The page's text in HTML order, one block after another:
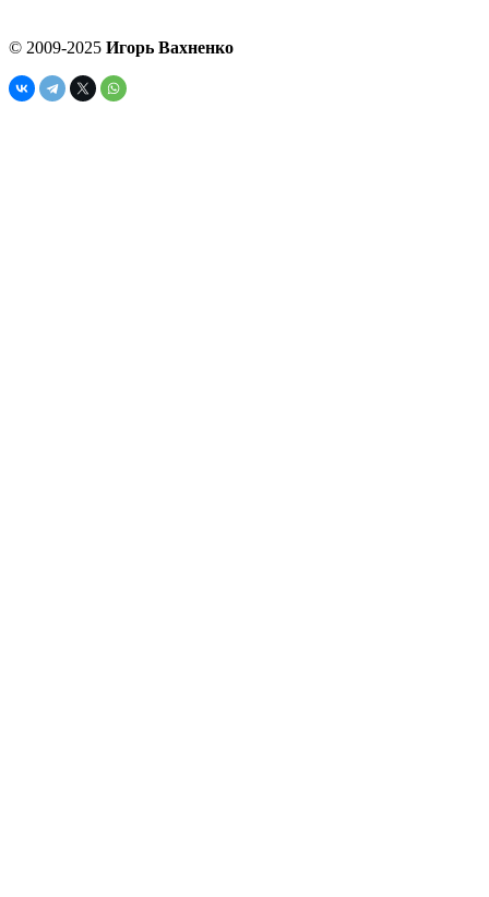
© 2009-2025 Игорь Вахненко